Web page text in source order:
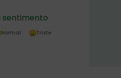
sentimento
Normal Triste